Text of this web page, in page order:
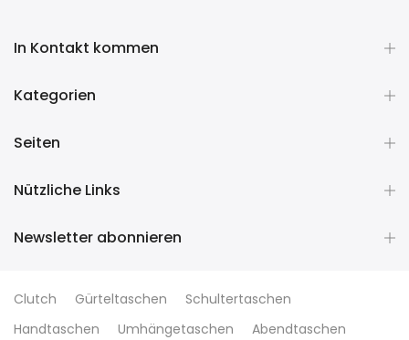
In Kontakt kommen
Kategorien
Seiten
Nützliche Links
Newsletter abonnieren
Clutch Gürteltaschen
Schultertaschen
Handtaschen
Umhängetaschen Abendtaschen